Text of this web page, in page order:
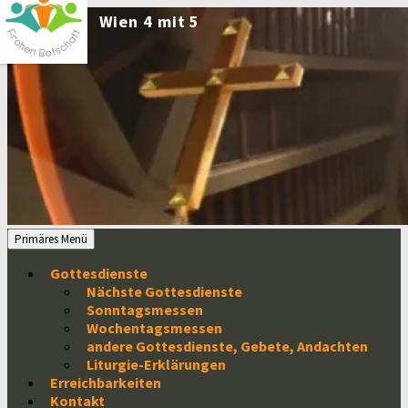
Zum
Inhalt
springen
Suchen
Primäres Menü
Gottesdienste
Nächste Gottesdienste
Sonntagsmessen
Wochentagsmessen
andere Gottesdienste, Gebete, Andachten
Liturgie-Erklärungen
Erreichbarkeiten
Kontakt